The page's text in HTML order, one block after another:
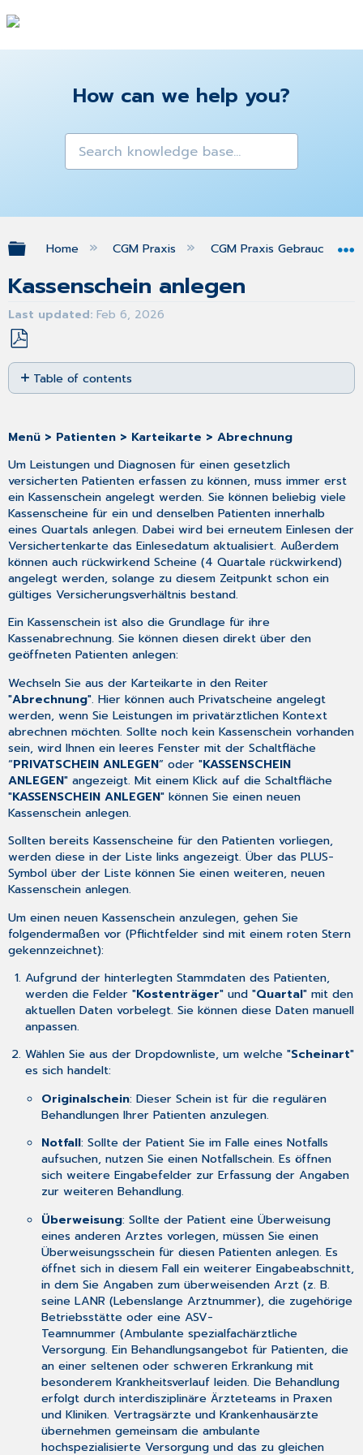
How can we help you?
Expand/collapse global hierarchy
Home CGM Praxis CGM Praxis
Kassenschein anlegen
Last updated Feb 6, 2026
Save
as
PDF
Table of contents
No
Menü > Patienten > Karteikarte > Abrechnung
Um Leistungen und Diagnosen für einen gesetzlich
versicherten Patienten erfassen zu können, muss immer erst
ein Kassenschein angelegt werden. Sie können beliebig viele
Kassenscheine für ein und denselben Patienten innerhalb
eines Quartals anlegen. Dabei wird bei erneutem Einlesen der
Versichertenkarte das Einlesedatum aktualisiert. Außerdem
können auch rückwirkend Scheine (4 Quartale rückwirkend)
angelegt werden, solange zu diesem Zeitpunkt schon ein
gültiges Versicherungsverhältnis bestand.
Ein Kassenschein ist also die Grundlage für ihre
Kassenabrechnung. Sie können diesen direkt über den
geöffneten Patienten anlegen:
Wechseln Sie aus der Karteikarte in den Reiter
"Abrechnung". Hier können auch Privatscheine angelegt
werden, wenn Sie Leistungen im privatärztlichen Kontext
abrechnen möchten. Sollte noch kein Kassenschein vorhanden
sein, wird Ihnen ein leeres Fenster mit der Schaltfläche
“PRIVATSCHEIN ANLEGEN” oder "KASSENSCHEIN
ANLEGEN" angezeigt. Mit einem Klick auf die Schaltfläche
"KASSENSCHEIN ANLEGEN" können Sie einen neuen
Kassenschein anlegen.
Sollten bereits Kassenscheine für den Patienten vorliegen,
werden diese in der Liste links angezeigt. Über das PLUS-
Symbol über der Liste können Sie einen weiteren, neuen
Kassenschein anlegen.
Um einen neuen Kassenschein anzulegen, gehen Sie
folgendermaßen vor (Pflichtfelder sind mit einem roten Stern
gekennzeichnet):
Aufgrund der hinterlegten Stammdaten des Patienten,
werden die Felder "Kostenträger" und "Quartal" mit den
aktuellen Daten vorbelegt. Sie können diese Daten manuell
anpassen.
Wählen Sie aus der Dropdownliste, um welche "Scheinart"
es sich handelt:
Originalschein: Dieser Schein ist für die regulären
Behandlungen Ihrer Patienten anzulegen.
Notfall: Sollte der Patient Sie im Falle eines Notfalls
aufsuchen, nutzen Sie einen Notfallschein. Es öffnen
sich weitere Eingabefelder zur Erfassung der Angaben
zur weiteren Behandlung.
Überweisung: Sollte der Patient eine Überweisung
eines anderen Arztes vorlegen, müssen Sie einen
Überweisungsschein für diesen Patienten anlegen. Es
öffnet sich in diesem Fall ein weiterer Eingabeabschnitt,
in dem Sie Angaben zum überweisenden Arzt (z. B.
seine LANR (Lebenslange Arztnummer), die zugehörige
Betriebsstätte oder eine ASV-
Teamnummer (Ambulante spezialfachärztliche
Versorgung. Ein Behandlungsangebot für Patienten, die
an einer seltenen oder schweren Erkrankung mit
besonderem Krankheitsverlauf leiden. Die Behandlung
erfolgt durch interdisziplinäre Ärzteteams in Praxen
und Kliniken. Vertragsärzte und Krankenhausärzte
übernehmen gemeinsam die ambulante
hochspezialisierte Versorgung und das zu gleichen